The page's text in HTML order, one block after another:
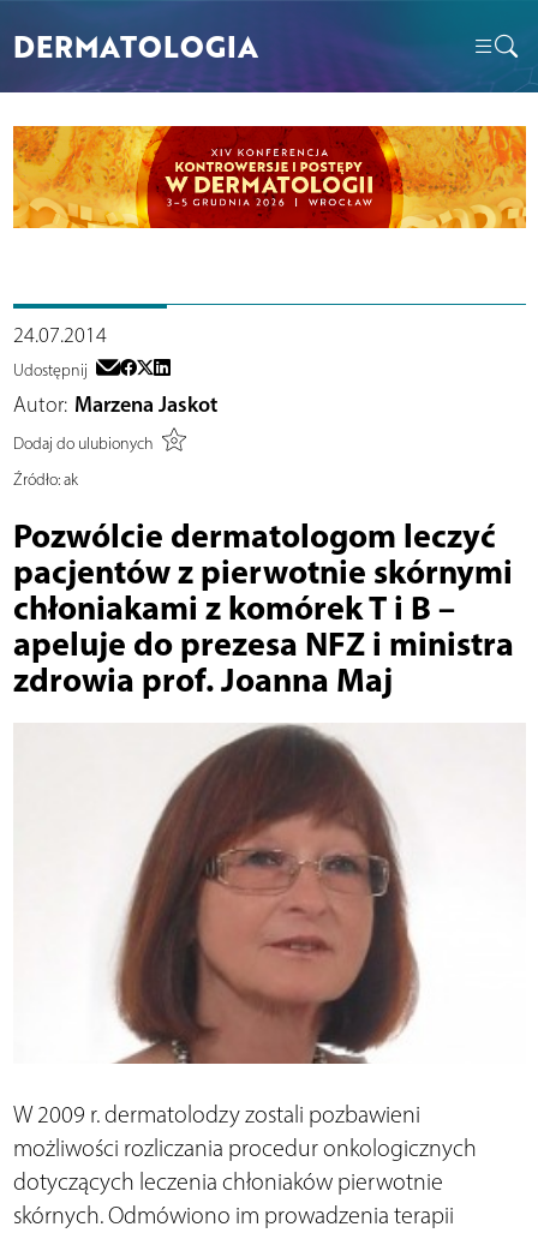
DERMATOLOGIA
24.07.2014
Udostępnij
Autor: Marzena Jaskot
Dodaj do ulubionych
Źródło:ak
Pozwólcie dermatologom leczyć
pacjentów z pierwotnie skórnymi
chłoniakami z komórek T i B –
apeluje do prezesa NFZ i ministra
zdrowia prof. Joanna Maj
W 2009 r. dermatolodzy zostali pozbawieni
możliwości rozliczania procedur onkologicznych
dotyczących leczenia chłoniaków pierwotnie
skórnych. Odmówiono im prowadzenia terapii